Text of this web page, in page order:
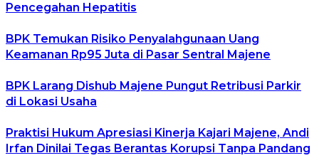
Pencegahan Hepatitis
BPK Temukan Risiko Penyalahgunaan Uang
Keamanan Rp95 Juta di Pasar Sentral Majene
BPK Larang Dishub Majene Pungut Retribusi Parkir
di Lokasi Usaha
Praktisi Hukum Apresiasi Kinerja Kajari Majene, Andi
Irfan Dinilai Tegas Berantas Korupsi Tanpa Pandang